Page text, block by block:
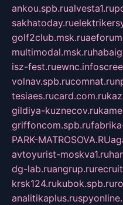
ankou.spb.rualvesta1.ru
sakhatoday.ru
golf2club.msk.ru
multimodal.msk.ru
isz-fest.ruewnc.info
volnav.spb.rucomnat.ru
tesiaes.rucard.com.ru
gildiya-kuznecov.ru
griffoncom.spb.ru
PARK-MATROSOVA.RU
avtoyurist-moskva1.ru
dg-lab.ruangrup.ru
krsk124.rukubok.spb.ru
analitikaplus.ru